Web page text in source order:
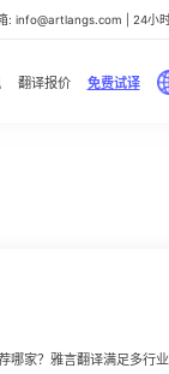
: info@artlangs.com | 24小
翻译报价 免费试译